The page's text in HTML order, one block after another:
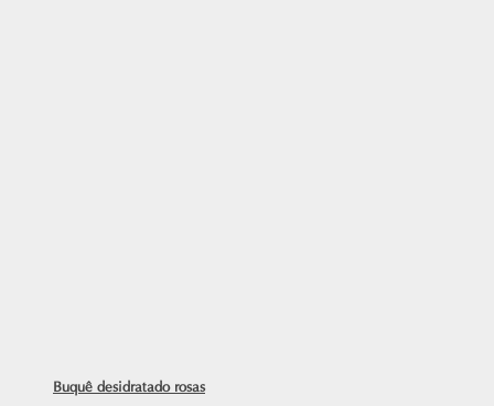
Buquê desidratado rosas